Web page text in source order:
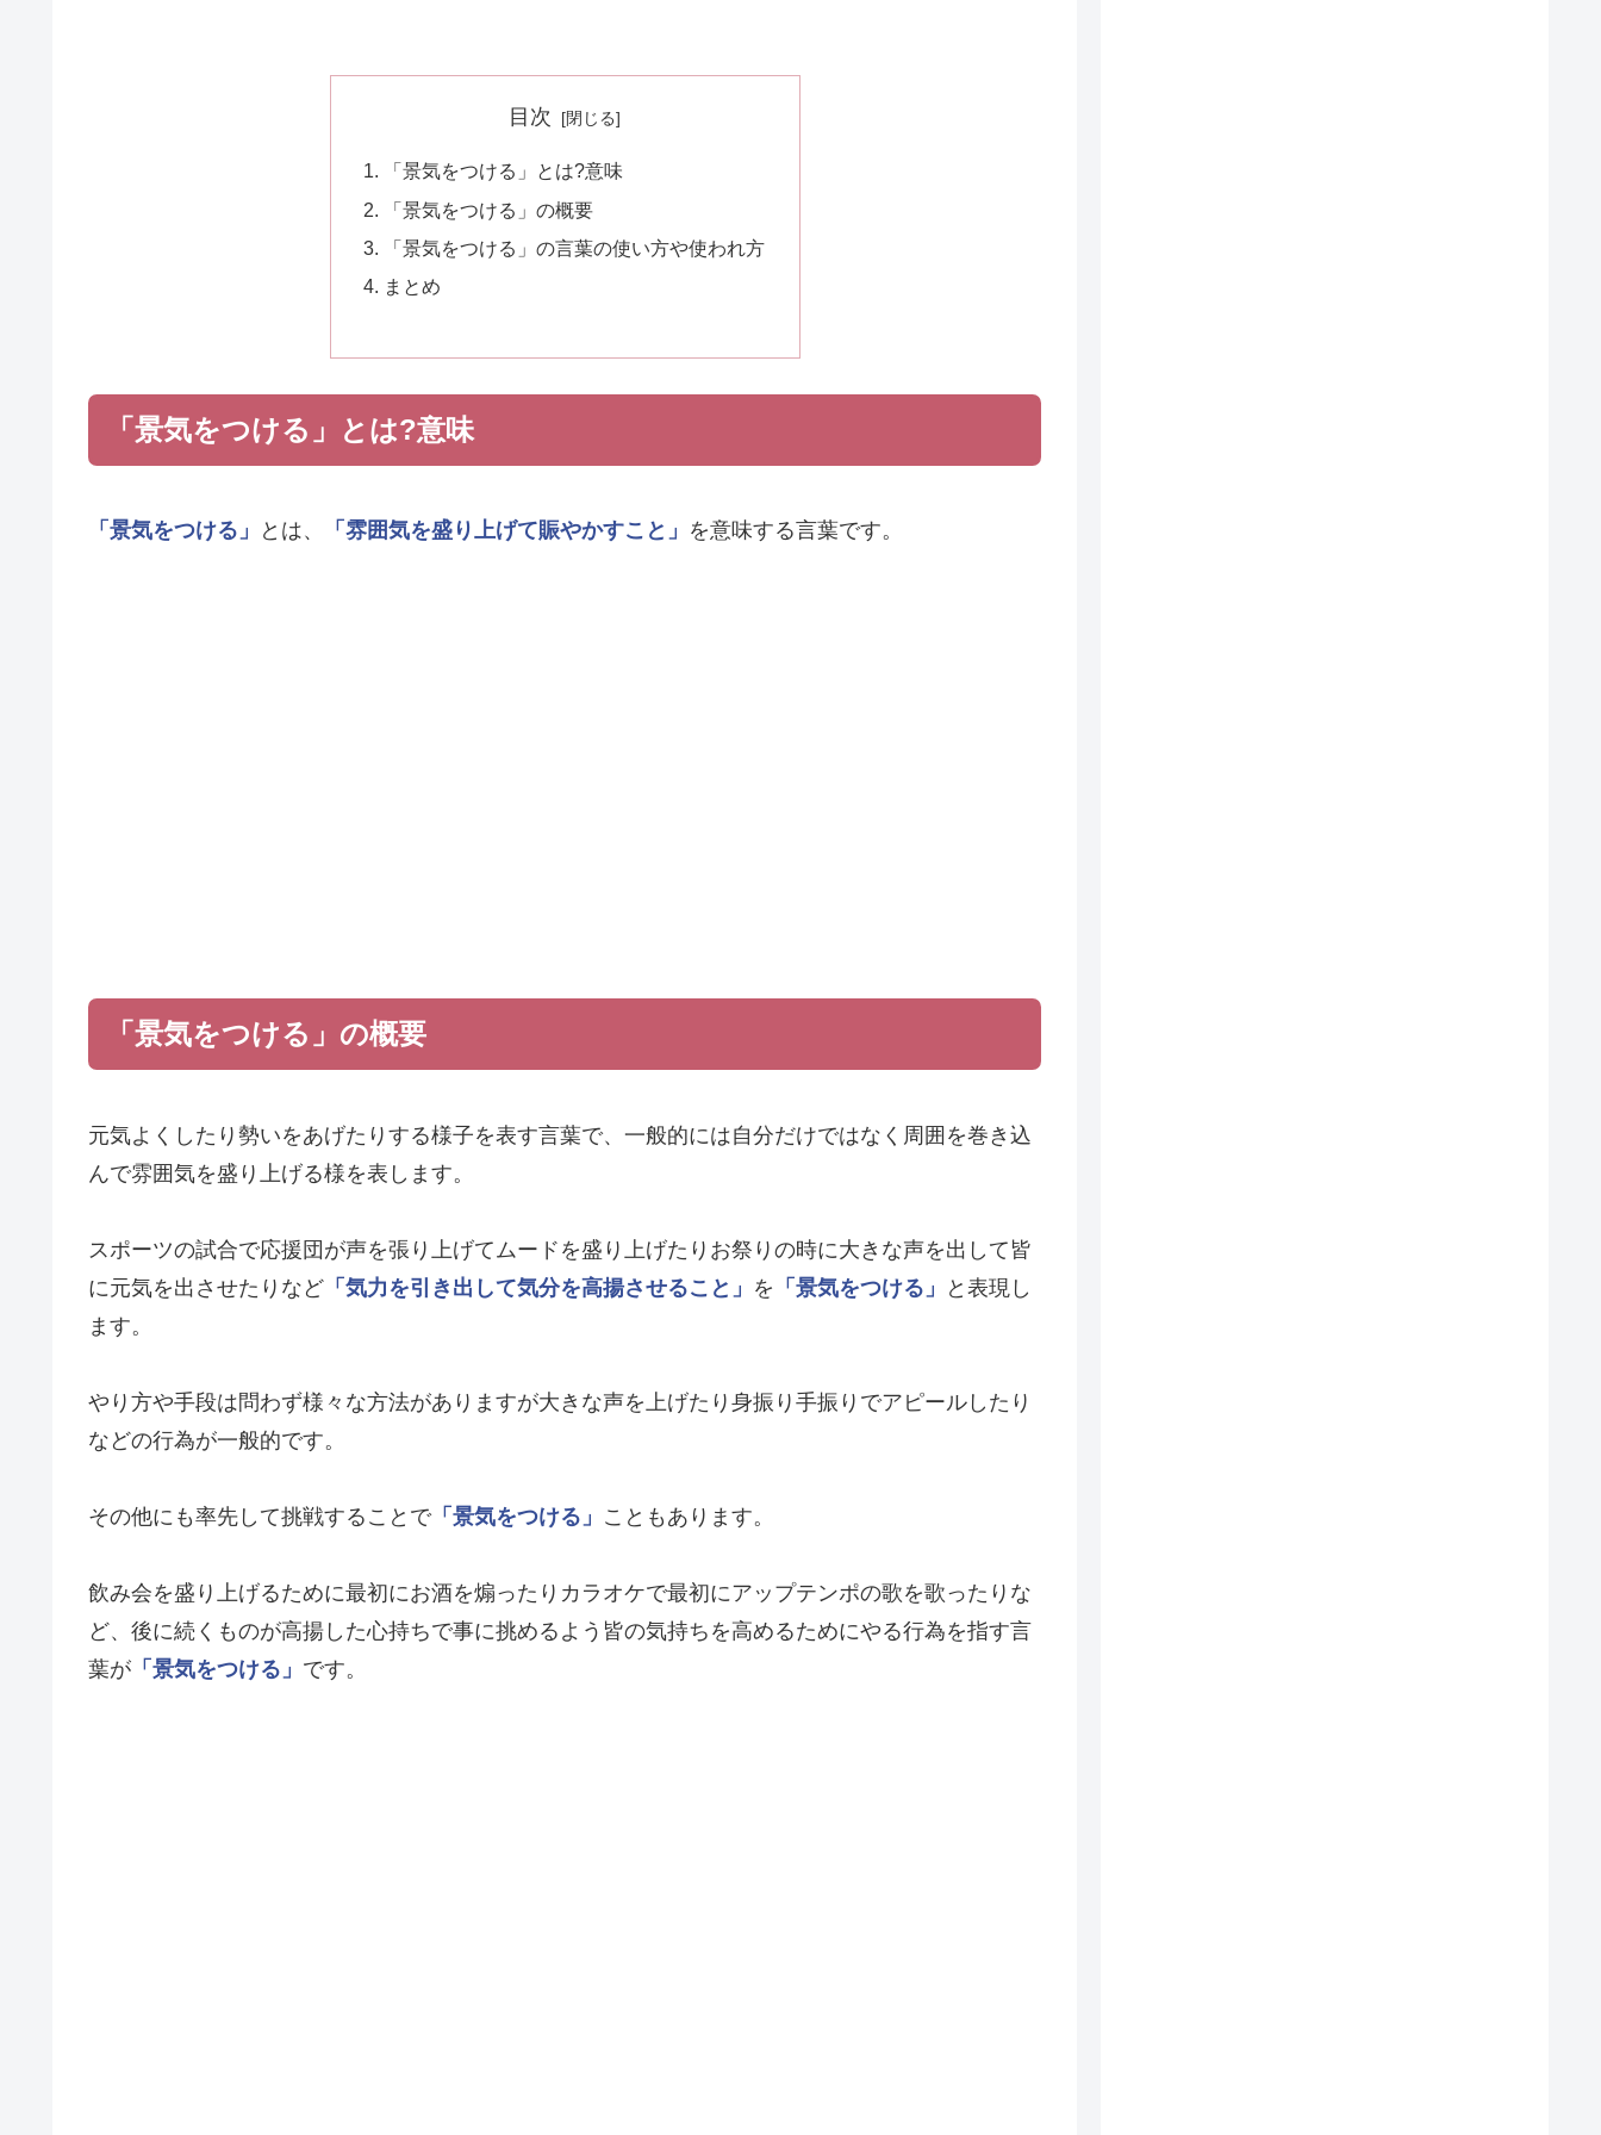
目次
「景気をつける」とは?意味
「景気をつける」の概要
「景気をつける」の言葉の使い方や使われ方
まとめ
「景気をつける」とは?意味
「景気をつける」 とは、 「雰囲気を盛り上げて賑やかすこと」 を意味する言葉です。
「景気をつける」の概要
元気よくしたり勢いをあげたりする様子を表す言葉で、一般的には自分だけではなく周囲を巻き込
んで雰囲気を盛り上げる様を表します。
スポーツの試合で応援団が声を張り上げてムードを盛り上げたりお祭りの時に大きな声を出して皆
に元気を出させたりなど 「気力を引き出して気分を高揚させること」 を 「景気をつける」
と表現し
ます。
やり方や手段は問わず様々な方法がありますが大きな声を上げたり身振り手振りでアピールしたり
などの行為が一般的です。
その他にも率先して挑戦することで「景気をつける」 こともあります。
飲み会を盛り上げるために最初にお酒を煽ったりカラオケで最初にアップテンポの歌を歌ったりな
ど、後に続くものが高揚した心持ちで事に挑めるよう皆の気持ちを高めるためにやる行為を指す言
葉が 「景気をつける」 です。